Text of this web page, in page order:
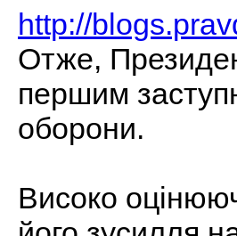
http://
Отже,
першим
оборони.
Високо